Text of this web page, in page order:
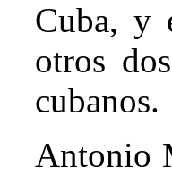
Cuba, y
otros
cubanos.
Antonio